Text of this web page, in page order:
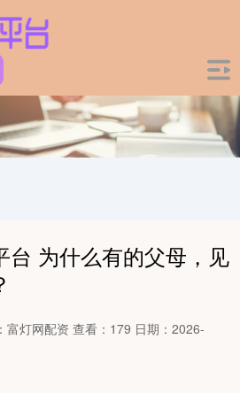
台 为什么有的父母，见
富灯网配资 查看：179 日期：2026-